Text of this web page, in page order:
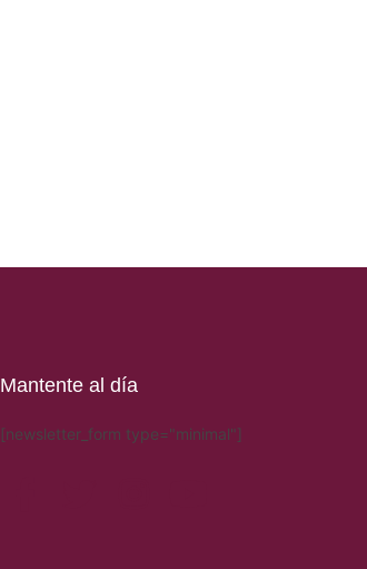
Mantente al día
[newsletter_form type="minimal"]